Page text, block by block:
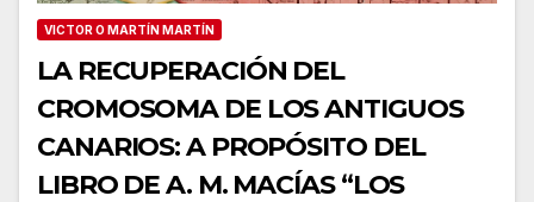
VICTOR O MARTÍN MARTÍN
LA RECUPERACIÓN DEL
CROMOSOMA DE LOS ANTIGUOS
CANARIOS: A PROPÓSITO DEL
LIBRO DE A. M. MACÍAS “LOS